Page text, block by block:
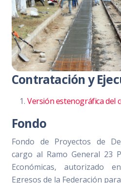
Contratación y
Versión estenográfica del
Fondo
Fondo de Proyectos de
cargo al Ramo General 23
Económicas, autorizado
Egresos de la Federación